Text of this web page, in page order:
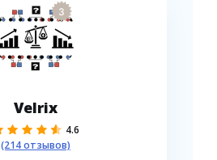
3
Velrix
4.6
(214 отзывов)